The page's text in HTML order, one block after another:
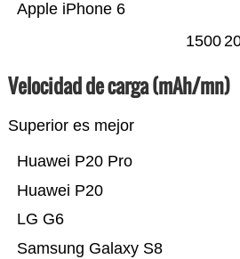
Apple iPhone 6
1500
Velocidad de carga (mAh/mn)
Superior es mejor
Samsung Galaxy S8
LG G6
Huawei P20
Huawei P20 Pro